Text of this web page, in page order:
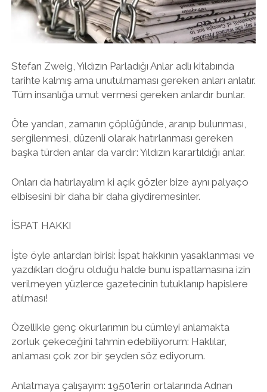
twitterfacebook
instagram
Stefan Zweig, Yıldızın Parladığı Anlar adlı kitabında
tarihte kalmış ama unutulmaması gereken anları anlatır.
Tüm insanlığa umut vermesi gereken anlardır bunlar.
Öte yandan, zamanın çöplüğünde, aranıp bulunması,
sergilenmesi, düzenli olarak hatırlanması gereken
başka türden anlar da vardır: Yıldızın karartıldığı anlar.
Onları da hatırlayalım ki açık gözler bize aynı palyaço
elbisesini bir daha bir daha giydiremesinler.
İSPAT HAKKI
İşte öyle anlardan birisi: İspat hakkının yasaklanması ve
yazdıkları doğru olduğu halde bunu ispatlamasına izin
verilmeyen yüzlerce gazetecinin tutuklanıp hapislere
atılması!
Özellikle genç okurlarımın bu cümleyi anlamakta
zorluk çekeceğini tahmin edebiliyorum: Haklılar,
anlaması çok zor bir şeyden söz ediyorum.
Anlatmaya çalışayım: 1950’lerin ortalarında Adnan